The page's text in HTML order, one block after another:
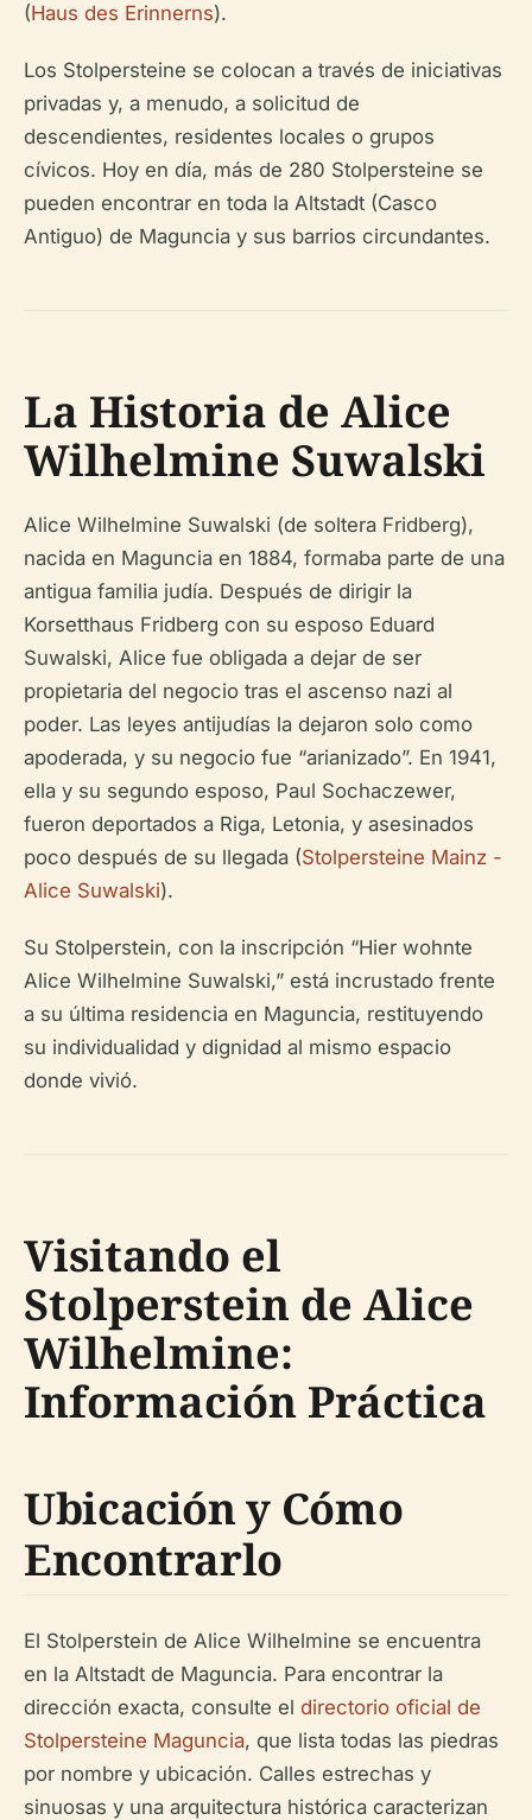
(Haus des Erinnerns).
Los Stolpersteine se colocan a través de iniciativas
privadas y, a menudo, a solicitud de
descendientes, residentes locales o grupos
cívicos. Hoy en día, más de 280 Stolpersteine se
pueden encontrar en toda la Altstadt (Casco
Antiguo) de Maguncia y sus barrios circundantes.
La Historia de Alice
Wilhelmine Suwalski
Alice Wilhelmine Suwalski (de soltera Fridberg),
nacida en Maguncia en 1884, formaba parte de una
antigua familia judía. Después de dirigir la
Korsetthaus Fridberg con su esposo Eduard
Suwalski, Alice fue obligada a dejar de ser
propietaria del negocio tras el ascenso nazi al
poder. Las leyes antijudías la dejaron solo como
apoderada, y su negocio fue “arianizado”. En 1941,
ella y su segundo esposo, Paul Sochaczewer,
fueron deportados a Riga, Letonia, y asesinados
poco después de su llegada (Stolpersteine Mainz -
Alice Suwalski).
Su Stolperstein, con la inscripción “Hier wohnte
Alice Wilhelmine Suwalski,” está incrustado frente
a su última residencia en Maguncia, restituyendo
su individualidad y dignidad al mismo espacio
donde vivió.
Visitando el
Stolperstein de Alice
Wilhelmine:
Información Práctica
Ubicación y Cómo
Encontrarlo
El Stolperstein de Alice Wilhelmine se encuentra
en la Altstadt de Maguncia. Para encontrar la
dirección exacta, consulte el directorio oficial de
Stolpersteine Maguncia, que lista todas las piedras
por nombre y ubicación. Calles estrechas y
sinuosas y una arquitectura histórica caracterizan